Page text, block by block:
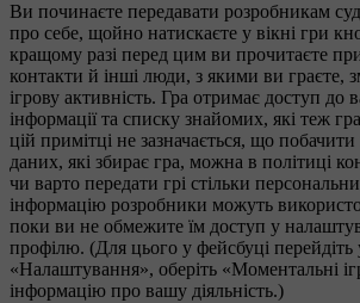
Ви починаєте передавати розробникам
про себе, щойно натискаєте у вікні гри
кращому разі перед цим ви прочитаєте
контакти й інші люди, з якими ви граєте,
ігрову активність. Гра отримає доступ до
інформації та списку знайомих, які теж
цій примітці не зазначається, що
даних, які збирає гра, можна в політиці
чи варто передати грі стільки
інформацію розробники можуть
поки ви не обмежите їм доступ у
профілю. (Для цього у фейсбуці перейдіть
«Налаштування», оберіть «Моментальні
інформацію про вашу діяльність.)